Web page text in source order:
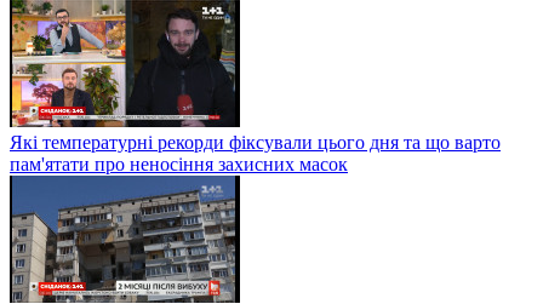
Які температурні рекорди фіксували цього дня та що варто
пам'ятати про неносіння захисних масок